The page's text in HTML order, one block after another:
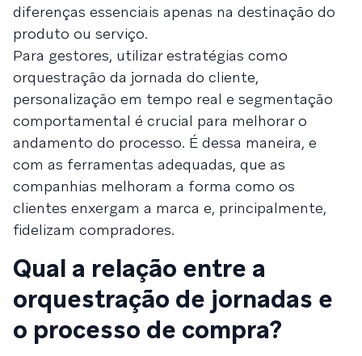
diferenças essenciais apenas na destinação do
produto ou serviço.
Para gestores, utilizar estratégias como
orquestração da jornada do cliente,
personalização em tempo real e segmentação
comportamental é crucial para melhorar o
andamento do processo. É dessa maneira, e
com as ferramentas adequadas, que as
companhias melhoram a forma como os
clientes enxergam a marca e, principalmente,
fidelizam compradores.
Qual a relação entre a
orquestração de jornadas e
o processo de compra?